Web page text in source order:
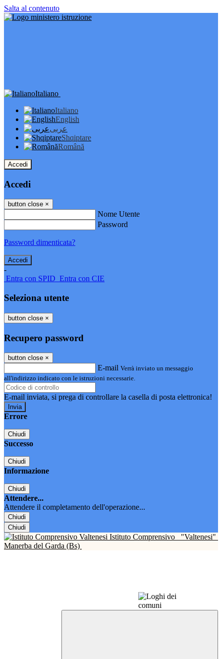
Salta al contenuto
Italiano
Italiano
English
عربى
Shqiptare
Română
Accedi
Accedi
button close ×
Nome Utente
Password
Password dimenticata?
-
Entra con SPID Entra con CIE
Seleziona utente
button close ×
Recupero password
button close ×
E-mail Verrà inviato un messaggio
all'indirizzo indicato con le istruzioni necessarie.
E-mail inviata, si prega di controllare la casella di posta elettronica!
Errore
Chiudi
Successo
Chiudi
Informazione
Chiudi
Attendere...
Attendere il completamento dell'operazione...
Chiudi
Chiudi
Istituto Comprensivo
"Valtenesi"
Manerba del Garda (Bs)